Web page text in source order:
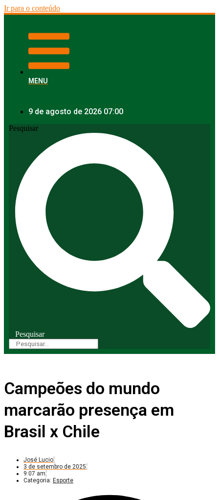
Ir para o conteúdo
MENU
9 de agosto de 2026 07:00
Pesquisar
Pesquisar
Campeões do mundo
marcarão presença em
Brasil x Chile
José Lucio
3 de setembro de 2025
9:07 am
Categoria: Esporte